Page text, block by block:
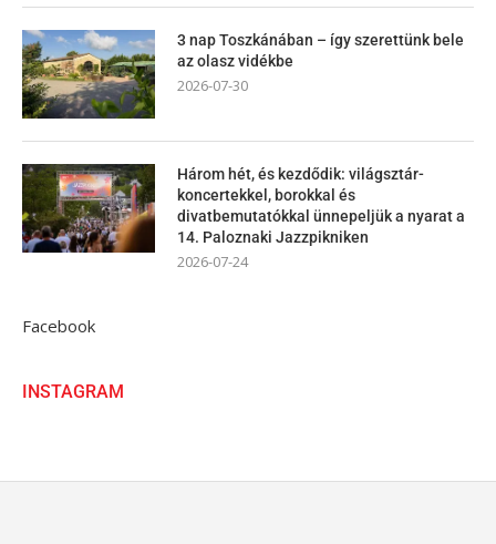
3 nap Toszkánában – így szerettünk bele
az olasz vidékbe
2026-07-30
Három hét, és kezdődik: világsztár-
koncertekkel, borokkal és
divatbemutatókkal ünnepeljük a nyarat a
14. Paloznaki Jazzpikniken
2026-07-24
Facebook
INSTAGRAM